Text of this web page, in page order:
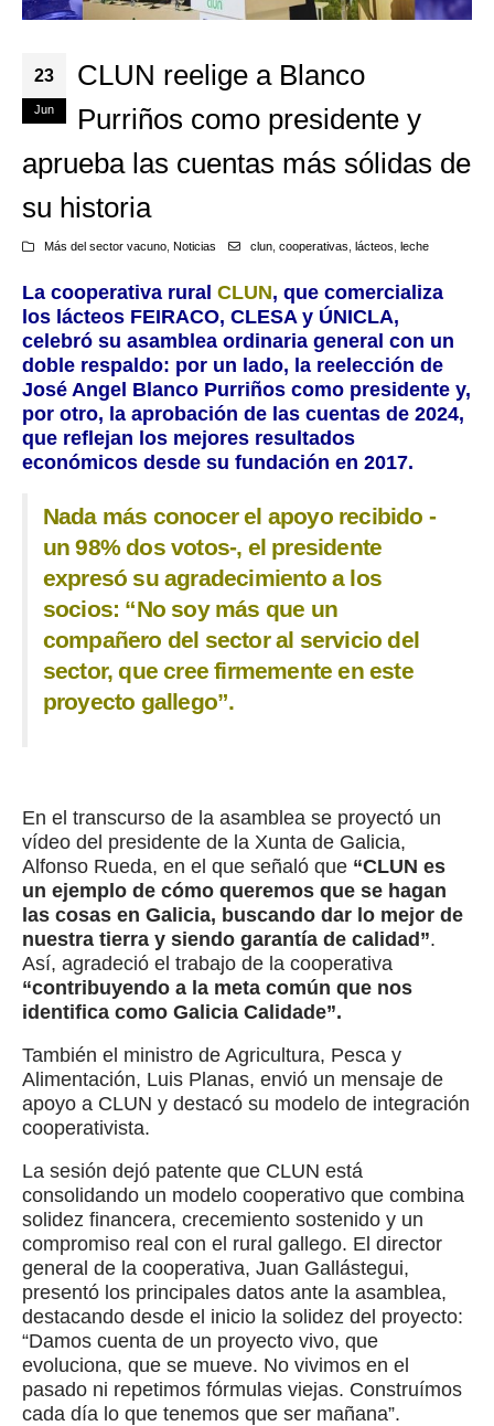
23
Jun
CLUN reelige a Blanco
Purriños como presidente y
aprueba las cuentas más sólidas de
su historia
Más del sector vacuno, Noticias clun, cooperativas lácteos leche
La cooperativa rural CLUN, que comercializa
los lácteos FEIRACO, CLESA y ÚNICLA,
celebró su asamblea ordinaria general con un
doble respaldo: por un lado, la reelección de
José Angel Blanco Purriños como presidente y,
por otro, la aprobación de las cuentas de 2024,
que reflejan los mejores resultados
económicos desde su fundación en 2017.
Nada más conocer el apoyo recibido -
un 98% dos votos-, el presidente
expresó su agradecimiento a los
socios: “No soy más que un
compañero del sector al servicio del
sector, que cree firmemente en este
proyecto gallego”.
En el transcurso de la asamblea se proyectó un
vídeo del presidente de la Xunta de Galicia,
Alfonso Rueda, en el que señaló que “CLUN es
un ejemplo de cómo queremos que se hagan
las cosas en Galicia, buscando dar lo mejor de
nuestra tierra y siendo garantía de calidad”.
Así, agradeció el trabajo de la cooperativa
“contribuyendo a la meta común que nos
identifica como Galicia Calidade”.
También el ministro de Agricultura, Pesca y
Alimentación, Luis Planas, envió un mensaje de
apoyo a CLUN y destacó su modelo de integración
cooperativista.
La sesión dejó patente que CLUN está
consolidando un modelo cooperativo que combina
solidez financera, crecemiento sostenido y un
compromiso real con el rural gallego. El director
general de la cooperativa, Juan Gallástegui,
presentó los principales datos ante la asamblea,
destacando desde el inicio la solidez del proyecto:
“Damos cuenta de un proyecto vivo, que
evoluciona, que se mueve. No vivimos en el
pasado ni repetimos fórmulas viejas. Construímos
cada día lo que tenemos que ser mañana”.